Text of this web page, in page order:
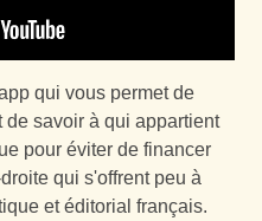
qui vous permet de
savoir à qui appartient
pour éviter de financer
qui s'offrent peu à
et éditorial français.